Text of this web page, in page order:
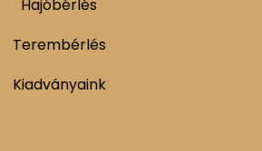
Hajóbérlés
Terembérlés
Kiadványaink